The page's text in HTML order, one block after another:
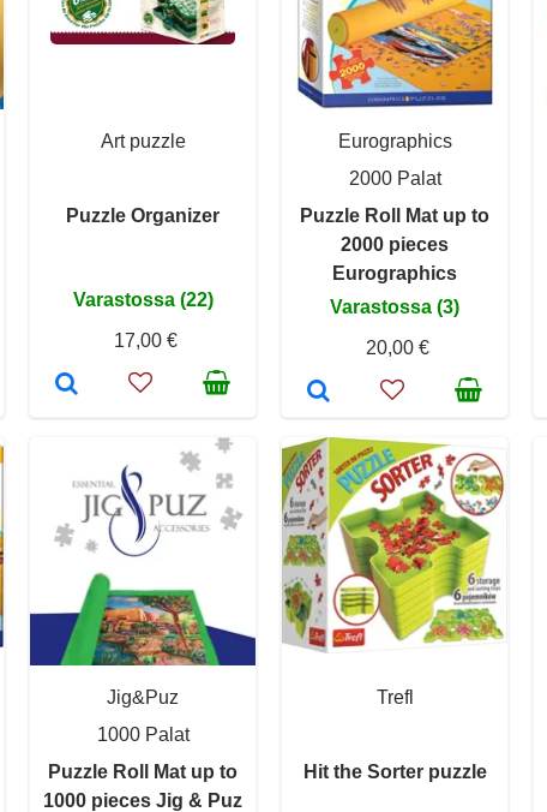
Art puzzle
Puzzle Organizer
Varastossa (22)
17,00 €
Eurographics
2000 Palat
Puzzle Roll Mat up to
2000 pieces
Eurographics
Varastossa (3)
20,00 €
Jig&Puz
1000 Palat
Puzzle Roll Mat up to
1000 pieces Jig & Puz
Trefl
Hit the Sorter puzzle